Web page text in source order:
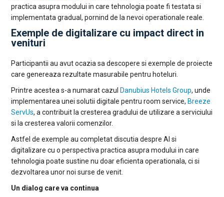
practica asupra modului in care tehnologia poate fi testata si
implementata gradual, pornind de la nevoi operationale reale.
Exemple de digitalizare cu impact direct in
venituri
Participantii au avut ocazia sa descopere si exemple de proiecte
care genereaza rezultate masurabile pentru hoteluri.
Printre acestea s-a numarat cazul Danubius Hotels Group, unde
implementarea unei solutii digitale pentru room service, Breeze
ServUs, a contribuit la cresterea gradului de utilizare a serviciului
si la cresterea valorii comenzilor.
Astfel de exemple au completat discutia despre AI si
digitalizare cu o perspectiva practica asupra modului in care
tehnologia poate sustine nu doar eficienta operationala, ci si
dezvoltarea unor noi surse de venit.
Un dialog care va continua